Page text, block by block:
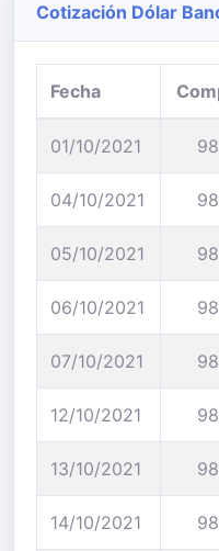
Cotización Dólar
Fecha
01/10/2021
04/10/2021
05/10/2021
06/10/2021
07/10/2021
12/10/2021
13/10/2021
14/10/2021